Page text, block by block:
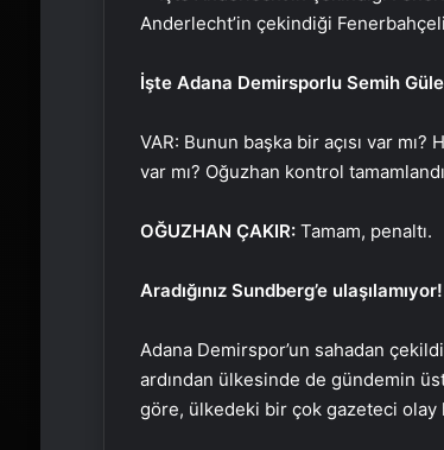
Anderlecht’in çekindiği
İşte Adana Demirsporlu Semih
VAR: Bunun başka bir açısı var
var mı? Oğuzhan kontrol
OĞUZHAN ÇAKIR:Tamam, penaltı.
Aradığınız Sundberg’e ulaşılamıyor!
Adana Demirspor’un sahadan
ardından ülkesinde de gündemin
göre, ülkedeki bir çok gazeteci olay